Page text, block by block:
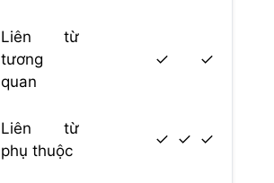
Liên từ
tương
quan
✓ ✓
Liên từ
phụ thuộc
✓ ✓ ✓